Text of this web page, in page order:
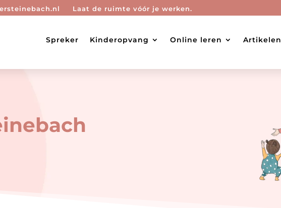
Laat de ruimte vóór je werken.
Spreker Kinderopvang Online leren Artikelen